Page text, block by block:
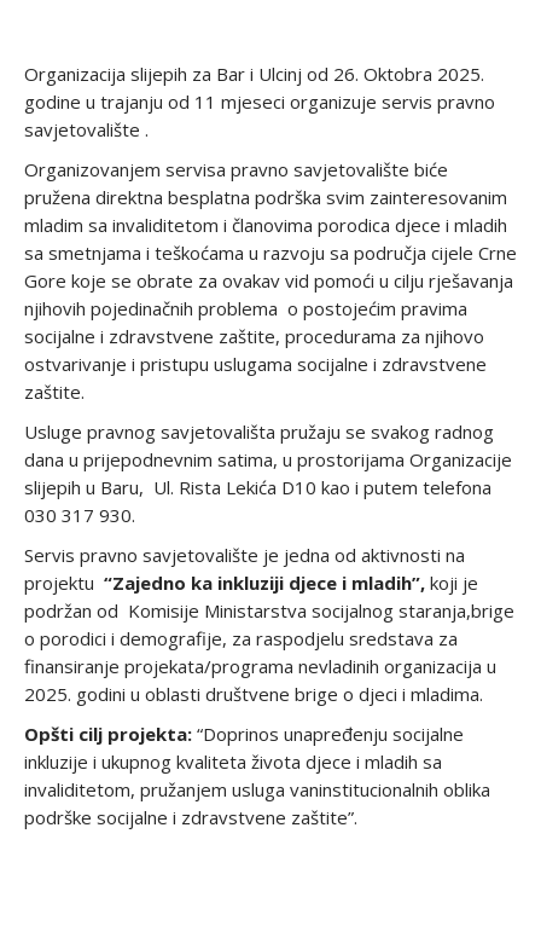
Organizacija slijepih za Bar i Ulcinj od 26. Oktobra 2025.
godine u trajanju od 11 mjeseci organizuje servis pravno
savjetovalište .
Organizovanjem servisa pravno savjetovalište biće
pružena direktna besplatna podrška svim zainteresovanim
mladim sa invaliditetom i članovima porodica djece i mladih
sa smetnjama i teškoćama u razvoju sa područja cijele Crne
Gore koje se obrate za ovakav vid pomoći u cilju rješavanja
njihovih pojedinačnih problema o postojećim pravima
socijalne i zdravstvene zaštite, procedurama za njihovo
ostvarivanje i pristupu uslugama socijalne i zdravstvene
zaštite.
Usluge pravnog savjetovališta pružaju se svakog radnog
dana u prijepodnevnim satima, u prostorijama Organizacije
slijepih u Baru, Ul. Rista Lekića D10 kao i putem telefona
030 317 930.
Servis pravno savjetovalište je jedna od aktivnosti na
projektu “Zajedno ka inkluziji djece i mladih”, koji je
podržan od Komisije Ministarstva socijalnog staranja,brige
o porodici i demografije, za raspodjelu sredstava za
finansiranje projekata/programa nevladinih organizacija u
2025. godini u oblasti društvene brige o djeci i mladima.
Opšti cilj projekta: “Doprinos unapređenju socijalne
inkluzije i ukupnog kvaliteta života djece i mladih sa
invaliditetom, pružanjem usluga vaninstitucionalnih oblika
podrške socijalne i zdravstvene zaštite”.